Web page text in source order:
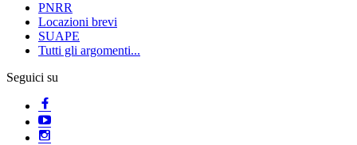
PNRR
Locazioni brevi
SUAPE
Tutti gli argomenti...
Seguici su